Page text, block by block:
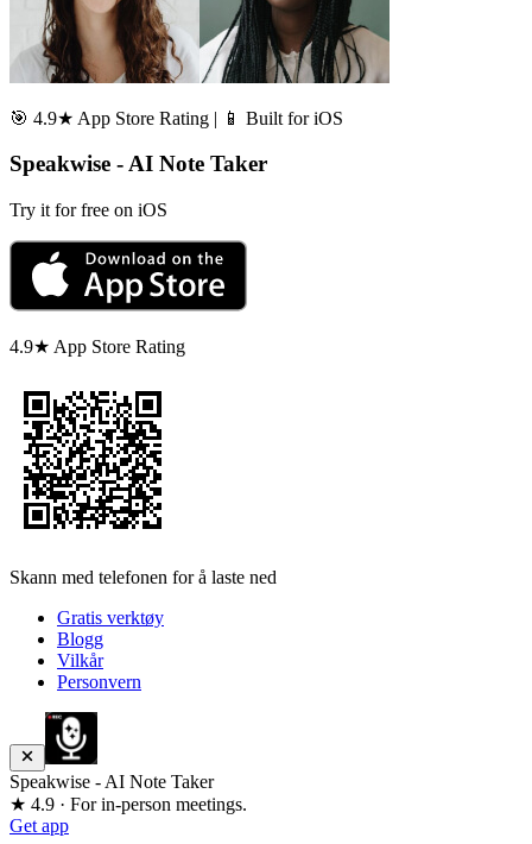
🎯 4.9★ App Store Rating | 📱 Built for iOS
Speakwise - AI Note Taker
Try it for free on iOS
4.9★ App Store Rating
Skann med telefonen for å laste ned
Gratis verktøy
Blogg
Vilkår
Personvern
Speakwise - AI Note Taker
★ 4.9 · For in-person meetings.
Get app